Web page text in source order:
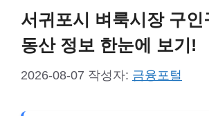
서귀포시 벼룩시장 구인
동산 정보 한눈에 보기!
2026-08-07 작성자: 금융포털